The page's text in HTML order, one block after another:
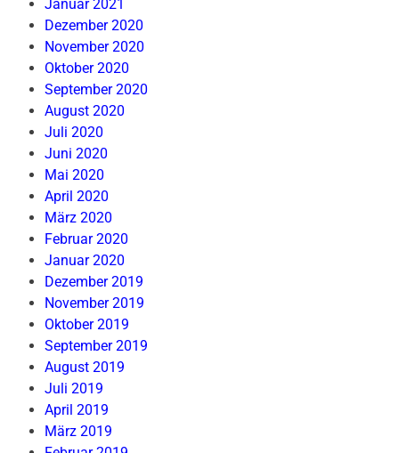
Januar 2021
Dezember 2020
November 2020
Oktober 2020
September 2020
August 2020
Juli 2020
Juni 2020
Mai 2020
April 2020
März 2020
Februar 2020
Januar 2020
Dezember 2019
November 2019
Oktober 2019
September 2019
August 2019
Juli 2019
April 2019
März 2019